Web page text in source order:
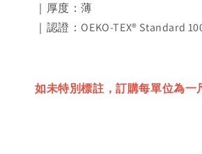
｜厚度：薄
｜認證：OEKO-TEX® Standard
如未特別標註，訂購每單位為一